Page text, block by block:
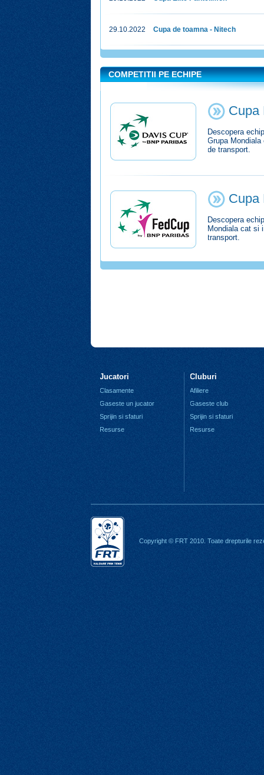
29.10.2022 Cupa de toamna - Nitech
COMPETITII PE ECHIPE
Cupa
Descopera
Grupa
de transport.
Cupa
Descopera
Mondiala cat si
transport.
Jucatori
Clasamente
Gaseste un jucator
Sprijin si sfaturi
Resurse
Cluburi
Afiliere
Gaseste club
Sprijin si sfaturi
Resurse
Copyright © FRT 2010. Toate drepturile